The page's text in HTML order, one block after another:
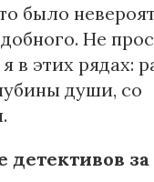
было
Не
в этих рядах:
души, со
за